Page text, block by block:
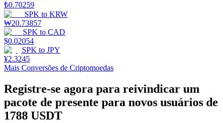
Launchpool
Staking flexível para ganhar tokens populares.
₺0.70259
SPK to KRW
₩20.73857
SPK to CAD
$0.02054
SPK to JPY
¥2.3245
Mais Conversões de Criptomoedas
Registre-se agora para reivindicar um
pacote de presente para novos usuários de
1788 USDT